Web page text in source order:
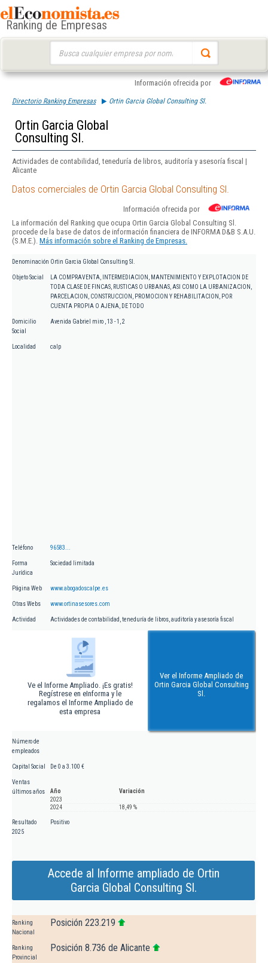
Ranking de Empresas
Información ofrecida por
Directorio Ranking Empresas Ortin Garcia Global Consulting Sl.
Ortin Garcia Global
Consulting Sl.
Actividades de contabilidad, teneduría de libros, auditoría y asesoría fiscal |
Alicante
Datos comerciales de Ortin Garcia Global Consulting Sl.
Información ofrecida por
La información del Ranking que ocupa Ortin Garcia Global Consulting Sl.
procede de la base de datos de información financiera de INFORMA D&B S.A.U.
(S.M.E.). Más información sobre el Ranking de Empresas.
Denominación Ortin Garcia Global Consulting Sl.
Objeto Social
LA COMPRAVENTA, INTERMEDIACION, MANTENIMIENTO Y EXPLOTACION DE
TODA CLASE DE FINCAS, RUSTICAS O URBANAS, ASI COMO LA URBANIZACION,
PARCELACION, CONSTRUCCION, PROMOCION Y REHABILITACION, POR
CUENTA PROPIA O AJENA, DE TODO
Domicilio
Social
Avenida Gabriel miro , 13 - 1, 2
Localidad calp
Teléfono 96583...
Forma
Jurídica
Sociedad limitada
Página Web www.abogadoscalpe.es
Otras Webs www.ortinasesores.com
Actividad Actividades de contabilidad, teneduría de libros, auditoría y asesoría fiscal
Ve el Informe Ampliado. ¡Es gratis!
Regístrese en eInforma y le
regalamos el Informe Ampliado de
esta empresa
Ver el Informe Ampliado de
Ortin Garcia Global Consulting
Sl.
Número de
empleados
Capital Social De 0 a 3.100 €
Ventas
últimos años
Año
Variación
2023
2024
18,49 %
Resultado
2025
Positivo
Accede al Informe ampliado de Ortin
Garcia Global Consulting Sl.
Ranking
Nacional
Posición 223.219
Ranking
Provincial
Posición 8.736 de Alicante